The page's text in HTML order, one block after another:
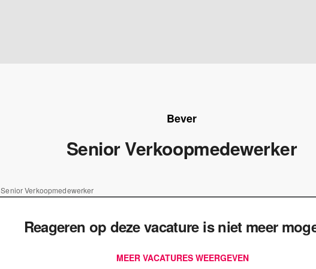
Bever
Senior Verkoopmedewerker
Senior Verkoopmedewerker
Reageren op deze vacature is niet meer
MEER VACATURES WEERGEVEN